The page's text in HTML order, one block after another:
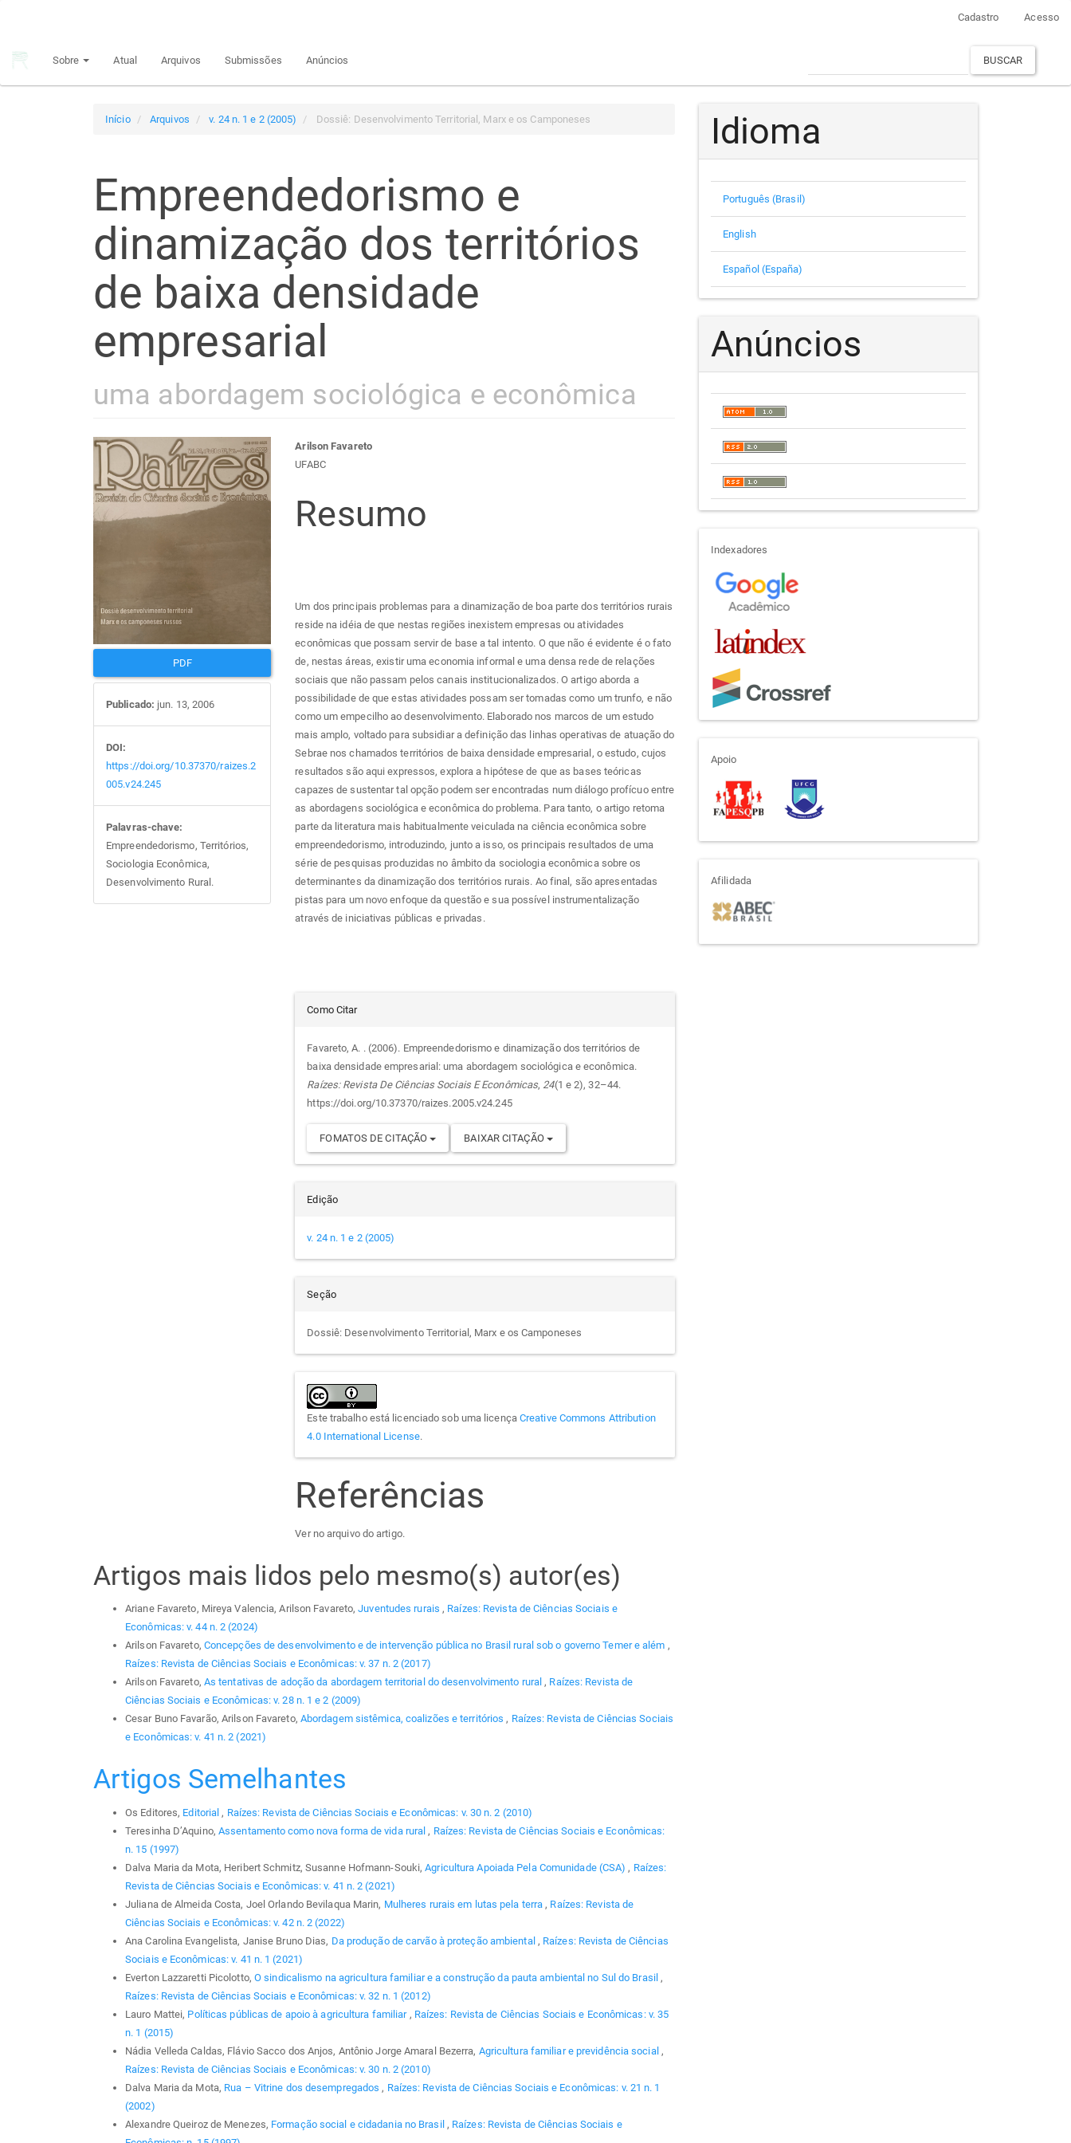
principal
Cadastro Acesso
Sobre Atual Arquivos Submissões Anúncios BUSCAR
Início Arquivos v. 24 n. 1 e 2 (2005) Dossiê: Desenvolvimento Territorial, Marx e os Camponeses
Empreendedorismo e
dinamização dos territórios
de baixa densidade
empresarial
uma abordagem sociológica e econômica
Barra
lateral
de
PDF
Publicado: jun. 13, 2006
DOI:
https://doi.org/10.37370/raizes.2
005.v24.245
Palavras-chave:
Empreendedorismo, Territórios,
Sociologia Econômica,
Desenvolvimento Rural.
Conteúdo
do
artigo
Arilson Favareto
UFABC
Resumo
Um dos principais problemas para a dinamização de boa parte dos territórios rurais
reside na idéia de que nestas regiões inexistem empresas ou atividades
econômicas que possam servir de base a tal intento. O que não é evidente é o fato
de, nestas áreas, existir uma economia informal e uma densa rede de relações
sociais que não passam pelos canais institucionalizados. O artigo aborda a
possibilidade de que estas atividades possam ser tomadas como um trunfo, e não
como um empecilho ao desenvolvimento. Elaborado nos marcos de um estudo
mais amplo, voltado para subsidiar a definição das linhas operativas de atuação do
Sebrae nos chamados territórios de baixa densidade empresarial, o estudo, cujos
resultados são aqui expressos, explora a hipótese de que as bases teóricas
capazes de sustentar tal opção podem ser encontradas num diálogo profícuo entre
as abordagens sociológica e econômica do problema. Para tanto, o artigo retoma
parte da literatura mais habitualmente veiculada na ciência econômica sobre
empreendedorismo, introduzindo, junto a isso, os principais resultados de uma
série de pesquisas produzidas no âmbito da sociologia econômica sobre os
determinantes da dinamização dos territórios rurais. Ao final, são apresentadas
pistas para um novo enfoque da questão e sua possível instrumentalização
através de iniciativas públicas e privadas.
Detalhes
do
artigo
Como Citar
Favareto, A. . (2006). Empreendedorismo e dinamização dos territórios de
baixa densidade empresarial: uma abordagem sociológica e econômica.
Raízes: Revista De Ciências Sociais E Econômicas, 24(1 e 2), 32–44.
https://doi.org/10.37370/raizes.2005.v24.245
FOMATOS DE CITAÇÃO BAIXAR CITAÇÃO
Edição
v. 24 n. 1 e 2 (2005)
Seção
Dossiê: Desenvolvimento Territorial, Marx e os Camponeses
Este trabalho está licenciado sob uma licença Creative Commons Attribution
4.0 International License.
Referências
Ver no arquivo do artigo.
Artigos mais lidos pelo mesmo(s) autor(es)
Ariane Favareto, Mireya Valencia, Arilson Favareto,Juventudes rurais, Raízes: Revista de Ciências Sociais e
Econômicas: v. 44 n. 2 (2024)
Arilson Favareto, Concepções de desenvolvimento e de intervenção pública no Brasil rural sob o governo Temer e além ,
Raízes: Revista de Ciências Sociais e Econômicas: v. 37 n. 2 (2017)
Arilson Favareto, As tentativas de adoção da abordagem territorial do desenvolvimento rural, Raízes: Revista de
Ciências Sociais e Econômicas: v. 28 n. 1 e 2 (2009)
Cesar Buno Favarão, Arilson Favareto, Abordagem sistêmica, coalizões e territórios, Raízes: Revista de Ciências Sociais
e Econômicas: v. 41 n. 2 (2021)
Artigos Semelhantes
Os Editores, Editorial , Raízes: Revista de Ciências Sociais e Econômicas: v. 30 n. 2 (2010)
Teresinha D’Aquino, Assentamento como nova forma de vida rural , Raízes: Revista de Ciências Sociais e Econômicas:
n. 15 (1997)
Dalva Maria da Mota, Heribert Schmitz, Susanne Hofmann-Souki,Agricultura Apoiada Pela Comunidade (CSA) , Raízes:
Revista de Ciências Sociais e Econômicas: v. 41 n. 2 (2021)
Juliana de Almeida Costa, Joel Orlando Bevilaqua Marin, Mulheres rurais em lutas pela terra , Raízes: Revista de
Ciências Sociais e Econômicas: v. 42 n. 2 (2022)
Ana Carolina Evangelista, Janise Bruno Dias, Da produção de carvão à proteção ambiental , Raízes: Revista de Ciências
Sociais e Econômicas: v. 41 n. 1 (2021)
Everton Lazzaretti Picolotto,O sindicalismo na agricultura familiar e a construção da pauta ambiental no Sul do Brasil ,
Raízes: Revista de Ciências Sociais e Econômicas: v. 32 n. 1 (2012)
Lauro Mattei, Políticas públicas de apoio à agricultura familiar , Raízes: Revista de Ciências Sociais e Econômicas: v. 35
n. 1 (2015)
Nádia Velleda Caldas, Flávio Sacco dos Anjos, Antônio Jorge Amaral Bezerra, Agricultura familiar e previdência social ,
Raízes: Revista de Ciências Sociais e Econômicas: v. 30 n. 2 (2010)
Dalva Maria da Mota, Rua – Vitrine dos desempregados , Raízes: Revista de Ciências Sociais e Econômicas: v. 21 n. 1
(2002)
Alexandre Queiroz de Menezes, Formação social e cidadania no Brasil , Raízes: Revista de Ciências Sociais e
Idioma
Português (Brasil)
English
Español (España)
Anúncios
indexadores
Indexadores
apoio
Apoio
afiliada
Afilidada